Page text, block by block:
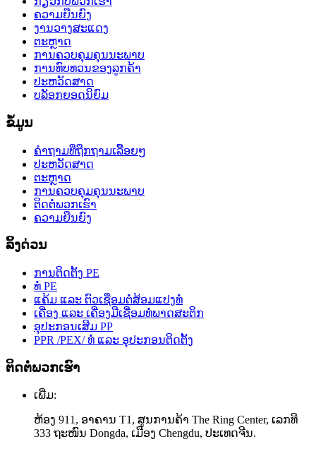
ຄວາມຍືນຍົງ
ງານວາງສະແດງ
ຕະຫຼາດ
ການຄວບຄຸມຄຸນນະພາບ
ການທົບທວນຂອງລູກຄ້າ
ປະຫວັດສາດ
ບລັອກຍອດນິຍົມ
ຂໍ້ມູນ
ຄຳຖາມທີ່ຖືກຖາມເລື້ອຍໆ
ປະຫວັດສາດ
ຕະຫຼາດ
ການຄວບຄຸມຄຸນນະພາບ
ຕິດຕໍ່ພວກເຮົາ
ຄວາມຍືນຍົງ
ລິ້ງດ່ວນ
ການຕິດຕັ້ງ PE
ທໍ່ PE
ແຄ້ມ ແລະ ຕົວເຊື່ອມຕໍ່ສ້ອມແປງທໍ່
ເຄື່ອງ ແລະ ເຄື່ອງມືເຊື່ອມທໍ່ພາດສະຕິກ
ອຸປະກອນເສີມ PP
PPR /PEX/ ທໍ່ ແລະ ອຸປະກອນຕິດຕັ້ງ
ຕິດຕໍ່ພວກເຮົາ
ເພີ່ມ:
ຫ້ອງ 911, ອາຄານ T1, ສູນການຄ້າ The Ring Center, ເລກທີ
333 ຖະໜົນ Dongda, ເມືອງ Chengdu, ປະເທດຈີນ.